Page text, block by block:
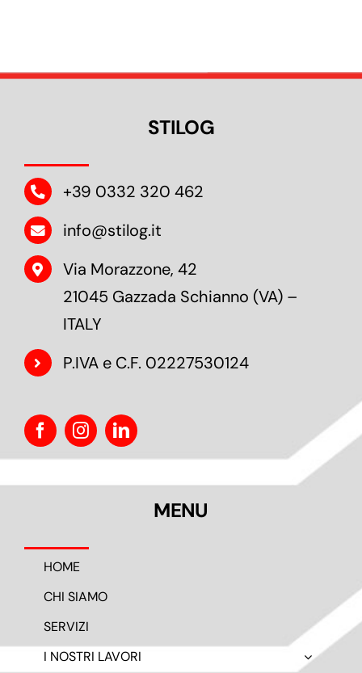
STILOG
+39 0332 320 462
info@stilog.it
Via Morazzone, 42
21045 Gazzada Schianno (VA) –
ITALY
P.IVA e C.F. 02227530124
MENU
HOME
CHI SIAMO
SERVIZI
I NOSTRI LAVORI